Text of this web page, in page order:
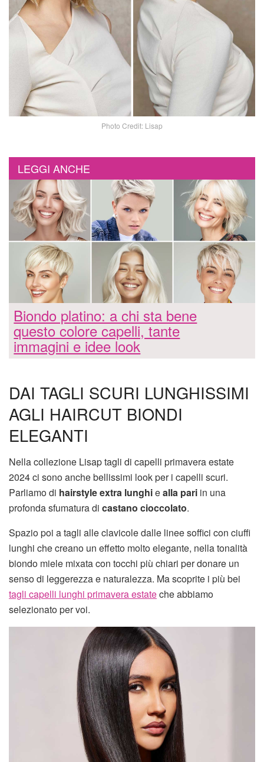
Photo Credit: Lisap
LEGGI ANCHE
Biondo platino: a chi sta bene
questo colore capelli, tante
immagini e idee look
DAI TAGLI SCURI LUNGHISSIMI
AGLI HAIRCUT BIONDI
ELEGANTI
Nella collezione Lisap tagli di capelli primavera estate
2024 ci sono anche bellissimi look per i capelli scuri.
Parliamo di hairstyle extra lunghiealla pari in una
profonda sfumatura di castano cioccolato.
Spazio poi a tagli alle clavicole dalle linee soffici con ciuffi
lunghi che creano un effetto molto elegante, nella tonalità
biondo miele mixata con tocchi più chiari per donare un
senso di leggerezza e naturalezza. Ma scoprite i più bei
tagli capelli lunghi primavera estateche abbiamo
selezionato per voi.